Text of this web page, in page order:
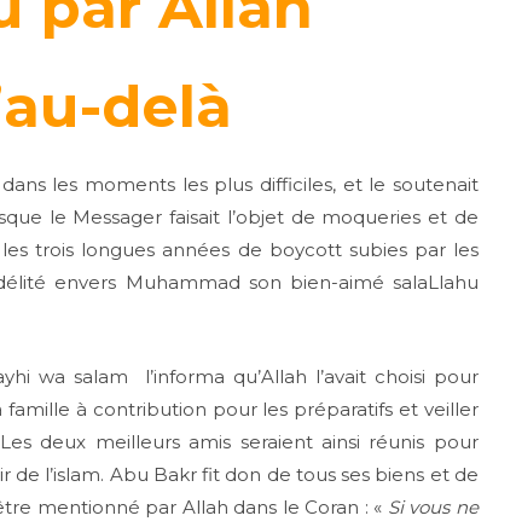
delà
les moments les plus difficiles, et le soutenait
le Messager faisait l’objet de moqueries et de
trois longues années de boycott subies par les
envers Muhammad son bien-aimé salaLlahu
wa salam l’informa qu’Allah l’avait choisi pour
famille à contribution pour les préparatifs et veiller
deux meilleurs amis seraient ainsi réunis pour
l’islam. Abu Bakr fit don de tous ses biens et de
mentionné par Allah dans le Coran : « Si vous ne